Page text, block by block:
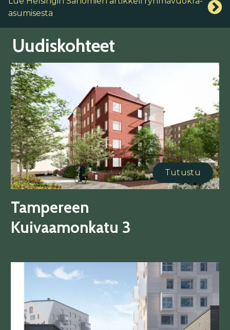
asumisesta
Uudiskohteet
Tutustu
Tampereen
Kuivaamonkatu 3